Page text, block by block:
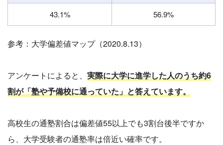
43.1% 56.9%
参考：大学偏差値マップ（2020.8.13）
アンケートによると、 実際に大学に進学した人のうち約6
割が「塾や予備校に通っていた」と答えています。
高校生の通塾割合は偏差値55以上でも3割台後半ですか
ら、大学受験者の通塾率は倍近い確率です。